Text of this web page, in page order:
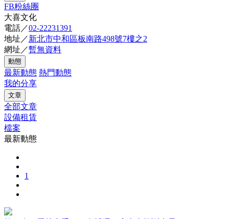
FB粉絲團
大喜文化
電話／02-22231391
地址／新北市中和區板南路498號7樓之2
網址／暫無資料
動態
最新動態 熱門動態
我的分享
文章
全部文章
設備租賃
檔案
最新動態
1